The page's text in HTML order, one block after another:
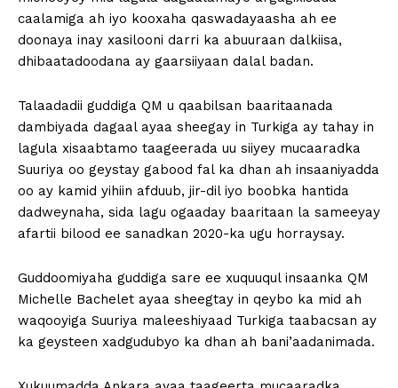
caalamiga ah iyo kooxaha qaswadayaasha ah ee
doonaya inay xasilooni darri ka abuuraan dalkiisa,
dhibaatadoodana ay gaarsiiyaan dalal badan.
Talaadadii guddiga QM u qaabilsan baaritaanada
dambiyada dagaal ayaa sheegay in Turkiga ay tahay in
lagula xisaabtamo taageerada uu siiyey mucaaradka
Suuriya oo geystay gabood fal ka dhan ah insaaniyadda
oo ay kamid yihiin afduub, jir-dil iyo boobka hantida
dadweynaha, sida lagu ogaaday baaritaan la sameeyay
afartii bilood ee sanadkan 2020-ka ugu horraysay.
Guddoomiyaha guddiga sare ee xuquuqul insaanka QM
Michelle Bachelet ayaa sheegtay in qeybo ka mid ah
waqooyiga Suuriya maleeshiyaad Turkiga taabacsan ay
ka geysteen xadgudubyo ka dhan ah bani’aadanimada.